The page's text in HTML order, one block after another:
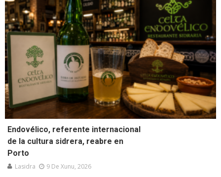
Endovélico, referente internacional
de la cultura sidrera, reabre en
Porto
Lasidra 9 De Xunu, 2026